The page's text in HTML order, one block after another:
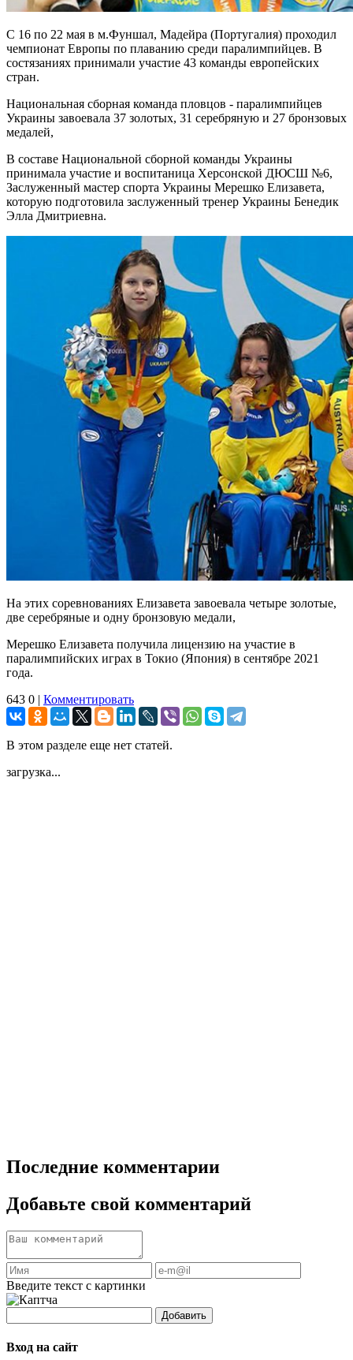
С 16 по 22 мая в м.Фуншал, Мадейра (Португалия) проходил
чемпионат Европы по плаванию среди паралимпийцев. В
состязаниях принимали участие 43 команды европейских
стран.
Национальная сборная команда пловцов - паралимпийцев
Украины завоевала 37 золотых, 31 серебряную и 27 бронзовых
медалей,
В составе Национальной сборной команды Украины
принимала участие и воспитаница Херсонской ДЮСШ №6,
Заслуженный мастер спорта Украины Мерешко Елизавета,
которую подготовила заслуженный тренер Украины Бенедик
Элла Дмитриевна.
На этих соревнованиях Елизавета завоевала четыре золотые,
две серебряные и одну бронзовую медали,
Мерешко Елизавета получила лицензию на участие в
паралимпийских играх в Токио (Япония) в сентябре 2021
года.
643 0 | Комментировать
В этом разделе еще нет статей.
загрузка...
Последние комментарии
Добавьте свой комментарий
Введите текст с картинки
Добавить
Вход на сайт